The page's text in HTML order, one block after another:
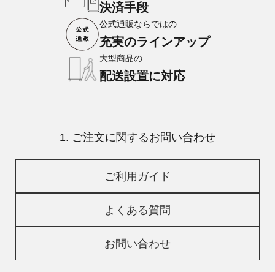
決済手段
公式通販ならではの
充実のラインアップ
大型商品の
配送設置に対応
1. ご注文に関するお問い合わせ
ご利用ガイド
よくある質問
お問い合わせ